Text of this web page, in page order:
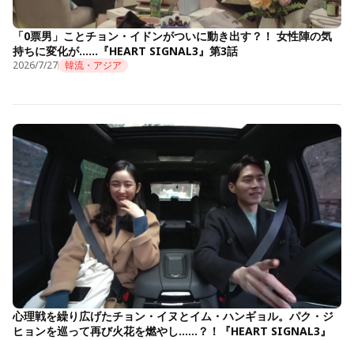
「0票男」ことチョン・イドンがついに動き出す？！ 女性陣の気
持ちに変化が……『HEART SIGNAL3』第3話
2026/7/27 韓流・アジア
心理戦を繰り広げたチョン・イヌとイム・ハンギョル。パク・ジ
ヒョンを巡って再び火花を燃やし……？！『HEART SIGNAL3』